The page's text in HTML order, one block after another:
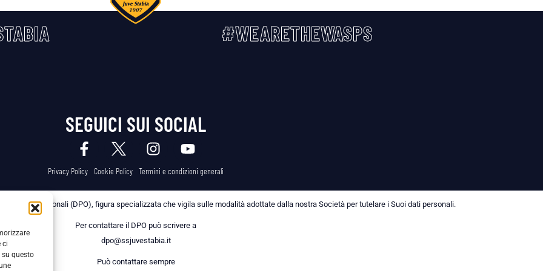
ci
questo
#WEARETHEWASPS
SEGUICI SUI SOCIAL
Privacy Policy Cookie Policy Termini e condizioni generali
dei Dati Personali (DPO), figura specializzata che vigila sulle modalità adottate dalla nostra Società per tutelare i Suoi dati personali.
Per contattare il DPO può scrivere a
dpo@ssjuvestabia.it
Può contattare sempre